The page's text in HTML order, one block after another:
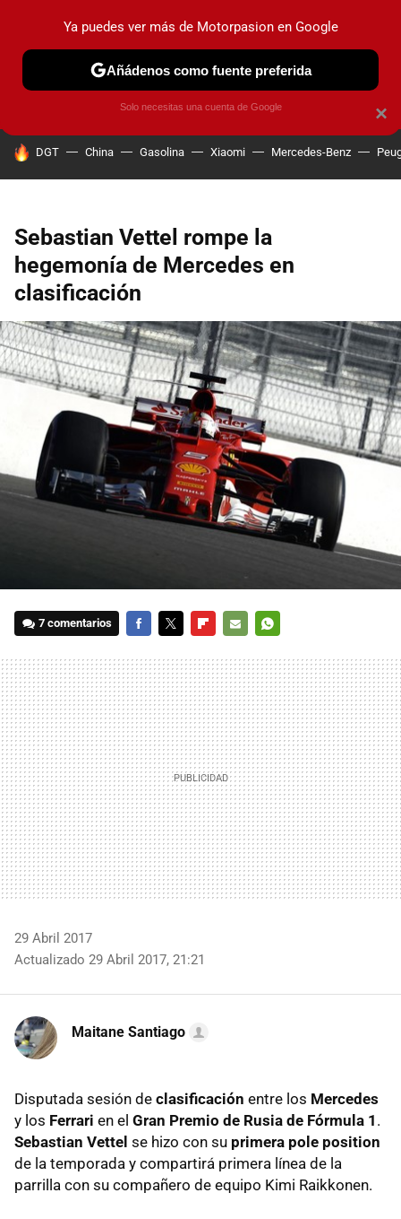
PRUEBAS COCHES ELÉCTRICOS OBSERVATORIO
HOY SE HABLA DE
DGT China Gasolina Xiaomi Mercedes-Benz
Sebastian Vettel rompe la
hegemonía de Mercedes en
clasificación
7 comentarios
MAIL
29 Abril 2017
Actualizado 29 Abril 2017, 21:21
Maitane Santiago
Disputada sesión de clasificación entre los Mercedes
y los Ferrari en el Gran Premio de Rusia de Fórmula 1 .
Sebastian Vettel se hizo con su primera pole position
de la temporada y compartirá primera línea de la
parrilla con su compañero de equipo Kimi Raikkonen.
×
Ya puedes ver más de Motorpasion en Google
Añádenos como fuente preferida
Solo necesitas una cuenta de Google